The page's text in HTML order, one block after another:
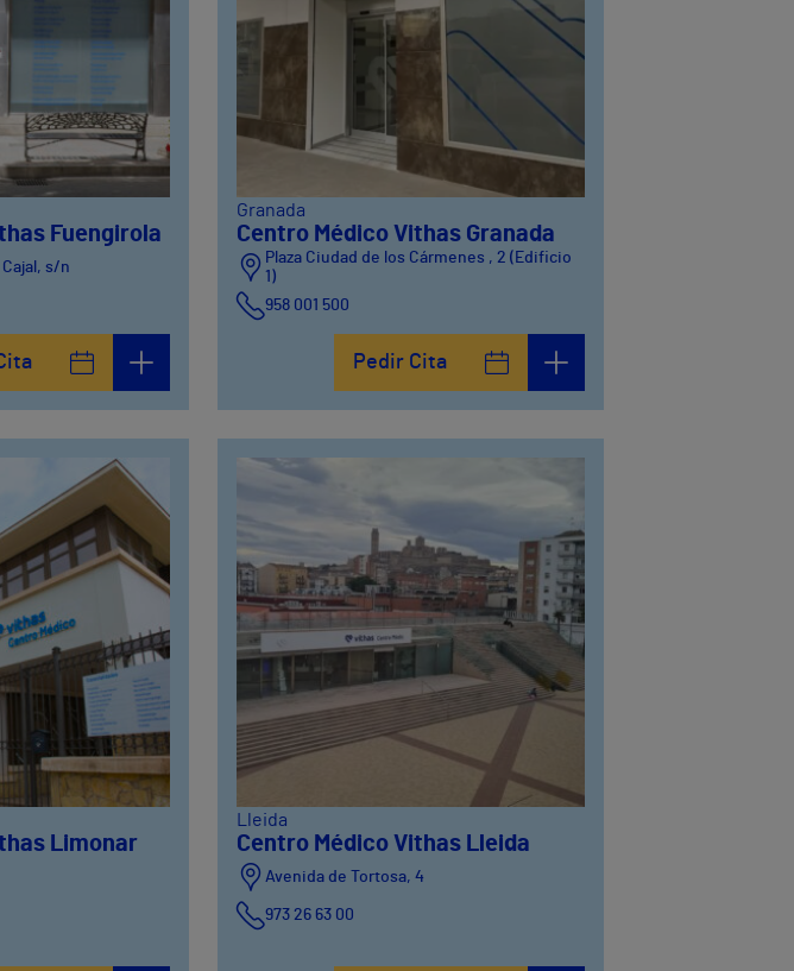
Fuengirola
s/n
Granada
Centro Médico Vithas Granada
Plaza Ciudad de los Cármenes , 2 (Edificio
1)
958 001 500
Pedir Cita
Limonar
Lleida
Centro Médico Vithas Lleida
Avenida de Tortosa, 4
973 26 63 00